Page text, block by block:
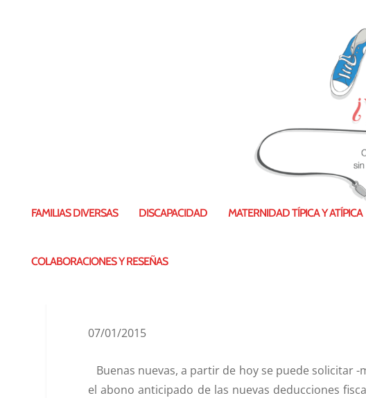
FAMILIAS DIVERSAS DISCAPACIDAD MATERNIDAD TÍPICA Y ATÍPICA
COLABORACIONES Y RESEÑAS
Deducciones
07/01/2015
Buenas nuevas, a partir de hoy se puede solicitar
el abono anticipado de las nuevas deducciones